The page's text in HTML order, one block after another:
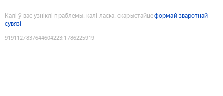
Калі ў вас узніклі праблемы, калі ласка, скарыстайцеформай зваротнай
сувязі
9191127837644604223:1786225919